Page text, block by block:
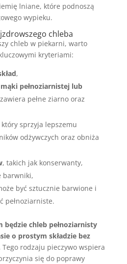
lniane, które podnoszą
wypieku.
chleba
chleb w piekarni, warto
kryteriami:
,
pełnoziarnistej lub
pełne ziarno oraz
który sprzyja lepszemu
odżywczych oraz obniża
, takich jak konserwanty,
barwniki,
być sztucznie barwione i
pełnoziarniste.
będzie chleb pełnoziarnisty
o prostym składzie bez
Tego rodzaju pieczywo wspiera
się do poprawy